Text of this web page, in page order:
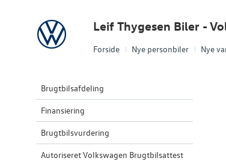
Forside Nye personbiler Nye
Volkswagen Leif Thygesen Biler -
Brugtbilsafdeling
Finansiering
Brugtbilsvurdering
Autoriseret Volkswagen Brugtbilsattest